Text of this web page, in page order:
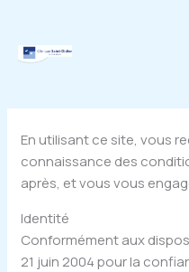
contenu
En utilisant ce site, vous
connaissance des
après, et vous vous
Identité
Conformément aux
21 juin 2004 pour la